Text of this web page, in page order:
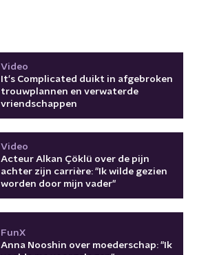
Video
It's Complicated duikt in afgebroken
trouwplannen en verwaterde
vriendschappen
Video
Acteur Alkan Çöklü over de pijn
achter zijn carrière: "Ik wilde gezien
worden door mijn vader"
FunX
Anna Nooshin over moederschap: "Ik